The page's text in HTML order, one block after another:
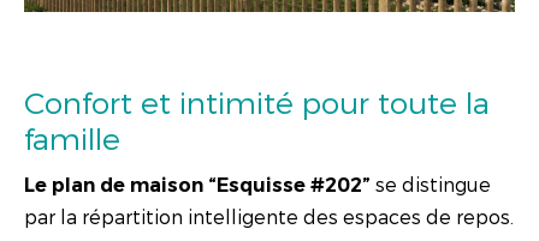
Confort et intimité pour toute la
famille
Le plan de maison “Esquisse #202” se distingue
par la répartition intelligente des espaces de repos.